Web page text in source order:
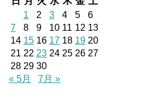
1
2 3 4 5
6
7
8 9 10 11 12 13
14 15 16 17 18 19 20
21 22 23 24 25 26 27
28 29 30
« 5月
7月 »